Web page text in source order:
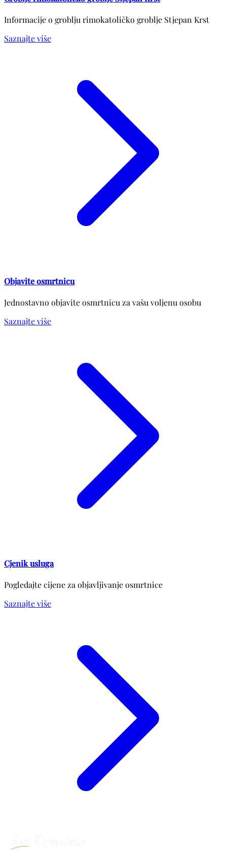
Informacije o groblju rimokatoličko groblje Stjepan Krst
Saznajte više
Objavite osmrtnicu
Jednostavno objavite osmrtnicu za vašu voljenu osobu
Saznajte više
Cjenik usluga
Pogledajte cijene za objavljivanje osmrtnice
Saznajte više